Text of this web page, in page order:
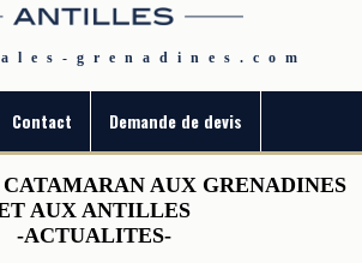
grenadines.com
Contact Demande de devis
AUX GRENADINES
AUX ANTILLES
-ACTUALITES-